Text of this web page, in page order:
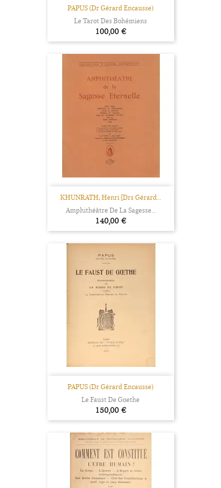
PAPUS (Dr Gérard Encausse)
Le Tarot Des Bohémiens
Prix
100,00 €
KHUNRATH, Henri [Drs Gérard...
Amphithéâtre De La Sagesse...
Prix
140,00 €
PAPUS (Dr Gérard Encausse)
Le Faust De Goethe
Prix
150,00 €